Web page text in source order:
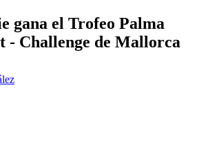
gana el Trofeo Palma
- Challenge de Mallorca